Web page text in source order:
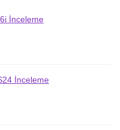
İnceleme
İnceleme